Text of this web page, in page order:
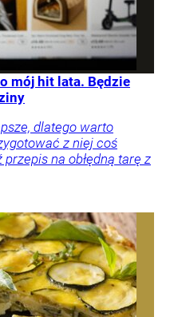
mój hit lata. Będzie
dlatego warto
z niej coś
na obłędną tarę z